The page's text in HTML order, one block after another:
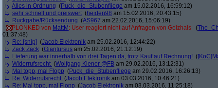
Alles in Ordnung (Puck_die_Stubenfliege am 15.02.2016, 16:59:12)
sehr schnell und preiswert (heiden98 am 15.02.2016, 20:43:15)
Ruckgabe/Rücksendung (AS967 am 22.02.2016, 15:06:19)
PLONKED von MattM : User reagiert nicht auf Anfragen von Geizhals (
01:37:48)
Re: [snip] (Jacob Elektronik am 25.02.2016, 12:44:22)
Zack Zack (Giantursus am 25.02.2016, 21:12:19)
Lieferung war innerhalb von drei Tagen da, trotz Kauf auf Rechnung! (
Widerrufsrecht (Wolfgang Kiener @FB am 29.02.2016, 13:12:31)
Mal topp, mal Flopp (Puck_die_Stubenfliege am 29.02.2016, 16:26:13)
Re: Widerrufsrecht (Jacob Elektronik am 03.03.2016, 10:46:21)
Re: Mal topp, mal Flopp (Jacob Elektronik am 03.03.2016, 11:25:18)